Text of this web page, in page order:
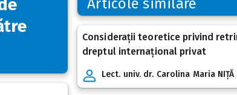
Articole similare
Considerații teoretice privind
dreptul internațional privat
Lect. univ. dr. Carolina Maria NIȚĂ